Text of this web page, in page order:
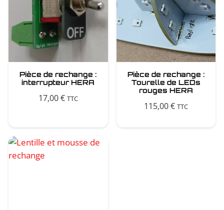
Pièce de rechange :
interrupteur HERA
17,00€ TTC
Pièce de rechange :
Tourelle de LEDs
rouges HERA
115,00€ TTC